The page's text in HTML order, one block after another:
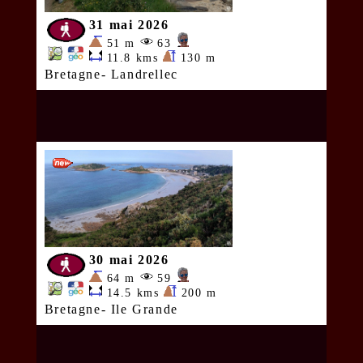
31 mai 2026
51 m
63
11.8 kms
130 m
Bretagne- Landrellec
30 mai 2026
64 m
59
14.5 kms
200 m
Bretagne- Ile Grande